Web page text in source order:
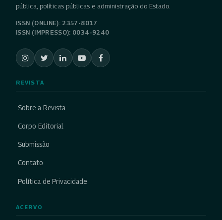
pública, políticas públicas e administração do Estado.
ISSN (ONLINE): 2357-8017
ISSN (IMPRESSO): 0034-9240
REVISTA
Sobre a Revista
Corpo Editorial
Submissão
Contato
Política de Privacidade
ACERVO